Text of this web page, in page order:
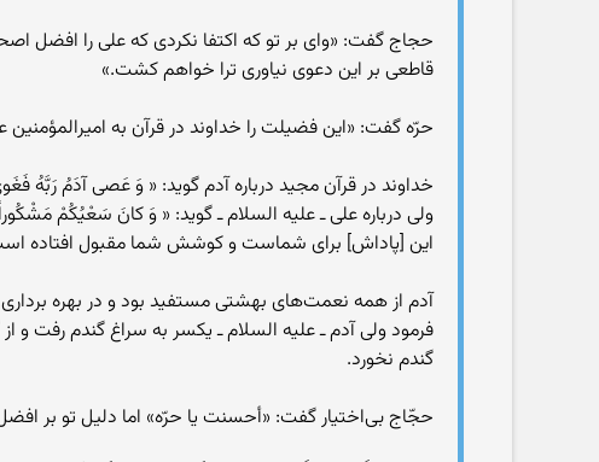
حجاج گفت: «وای بر تو که اکتفا نکردی که علی را افضل
قاطعی بر این دعوی نیاوری ترا خواهم کشت.»
حرّه گفت: «این فضیلت را خداوند در قرآن به
خداوند در قرآن مجید درباره آدم گوید: « وَ عَصى آدَمُ رَبَّهُ
ولی درباره علی ـ علیه السلام ـ گوید: « وَ کانَ سَعْیُکُمْ
این [پاداش] براى شماست و کوشش شما مقبول افتاده
فرمود ولی آدم ـ علیه السلام ـ یکسر به سراغ گندم رفت و
گندم نخورد.
حجّاج بی‌اختیار گفت: «أحسنت یا حرّه» اما دلیل تو بر